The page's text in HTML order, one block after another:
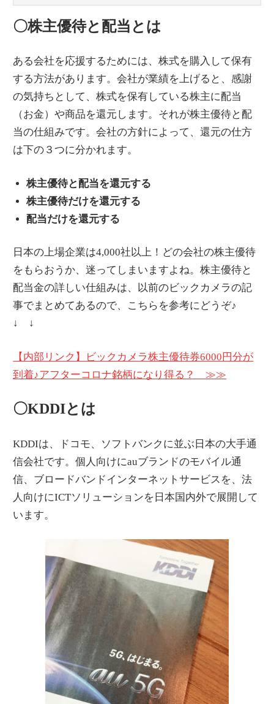
〇株主優待と配当とは
ある会社を応援するためには、株式を購入して保有
する方法があります。会社が業績を上げると、感謝
の気持ちとして、株式を保有している株主に配当
（お金）や商品を還元します。それが株主優待と配
当の仕組みです。会社の方針によって、還元の仕方
は下の３つに分かれます。
株主優待と配当を還元する
株主優待だけを還元する
配当だけを還元する
日本の上場企業は4,000社以上！どの会社の株主優待
をもらおうか、迷ってしまいますよね。株主優待と
配当金の詳しい仕組みは、以前のビックカメラの記
事でまとめてあるので、こちらを参考にどうぞ♪
↓ ↓
【内部リンク】ビックカメラ株主優待券6000円分が
到着♪アフターコロナ銘柄になり得る？ ≫≫
〇KDDIとは
KDDIは、ドコモ、ソフトバンクに並ぶ日本の大手通
信会社です。個人向けにauブランドのモバイル通
信、ブロードバンドインターネットサービスを、法
人向けにICTソリューションを日本国内外で展開して
います。